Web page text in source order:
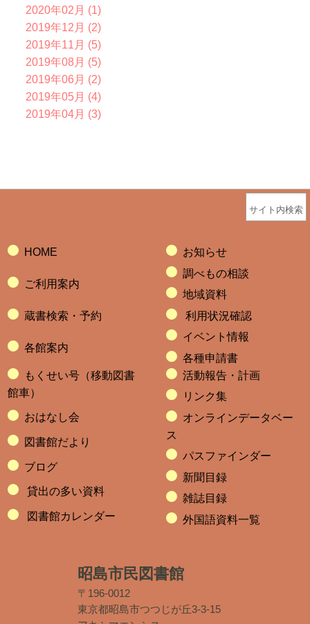
2020年02月 (1)
2019年12月 (2)
2019年11月 (5)
2019年08月 (5)
2019年06月 (2)
2019年05月 (4)
2019年04月 (3)
サイト内検索
HOME
ご利用案内
蔵書検索・予約
各館案内
お知らせ
調べもの相談
地域資料
利用状況確認
イベント情報
各種申請書
もくせい号（移動図書
館車）
おはなし会
図書館だより
ブログ
貸出の多い資料
図書館カレンダー
活動報告・計画
リンク集
オンラインデータベー
ス
パスファインダー
新聞目録
雑誌目録
外国語資料一覧
昭島市民図書館
〒196-0012
東京都昭島市つつじが丘3-3-15